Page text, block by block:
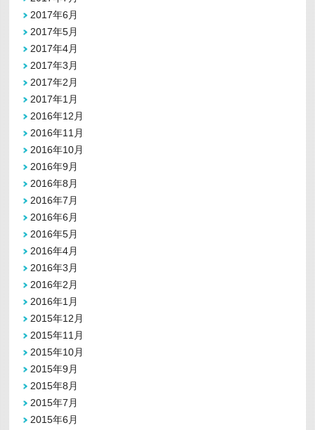
2017年6月
2017年5月
2017年4月
2017年3月
2017年2月
2017年1月
2016年12月
2016年11月
2016年10月
2016年9月
2016年8月
2016年7月
2016年6月
2016年5月
2016年4月
2016年3月
2016年2月
2016年1月
2015年12月
2015年11月
2015年10月
2015年9月
2015年8月
2015年7月
2015年6月